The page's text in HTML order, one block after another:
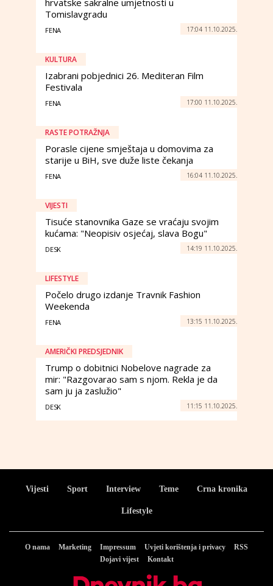
hrvatske sakralne umjetnosti u
Tomislavgradu
FENA 17:04 11.10.2025.
KULTURA
Izabrani pobjednici 26. Mediteran Film
Festivala
FENA 17:00 11.10.2025.
RASTE POTRAŽNJA
Porasle cijene smještaja u domovima za
starije u BiH, sve duže liste čekanja
FENA 16:04 11.10.2025.
VIJESTI
Tisuće stanovnika Gaze se vraćaju svojim
kućama: "Neopisiv osjećaj, slava Bogu"
DESK 14:19 11.10.2025.
LIFESTYLE
Počelo drugo izdanje Travnik Fashion
Weekenda
FENA 13:15 11.10.2025.
AMERIČKI PREDSJEDNIK
Trump o dobitnici Nobelove nagrade za
mir: "Razgovarao sam s njom. Rekla je da
sam ju ja zaslužio"
DESK 11:15 11.10.2025.
Vijesti Sport Interview Teme Crna kronika
Lifestyle
O nama Marketing Impressum Uvjeti korištenja i privacy
RSS
Dojavi vijest
Kontakt